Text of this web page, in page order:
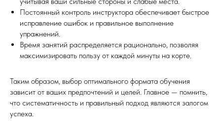
Постоянный контроль инструктора обеспечивает быстрое
исправление ошибок и правильное выполнение
упражнений.
Время занятий распределяется рационально, позволяя
максимизировать пользу от каждой минуты на корте.
Таким образом, выбор оптимального формата обучения
зависит от ваших предпочтений и целей. Главное — помнить,
что систематичность и правильный подход являются залогом
успеха.